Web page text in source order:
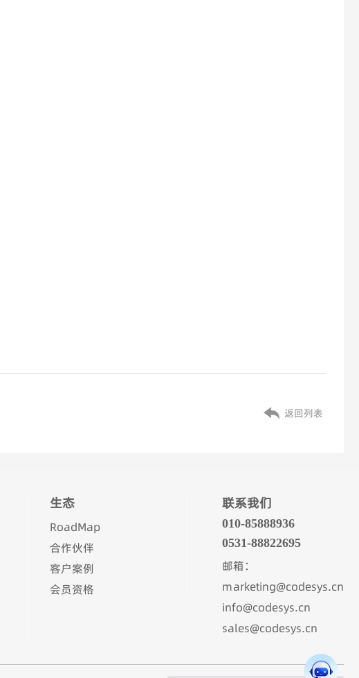
返回列表
生态
RoadMap
合作伙伴
客户案例
会员资格
联系我们
010-85888936
0531-88822695
邮箱：
marketing@codesys.cn
info@codesys.cn
sales@codesys.cn